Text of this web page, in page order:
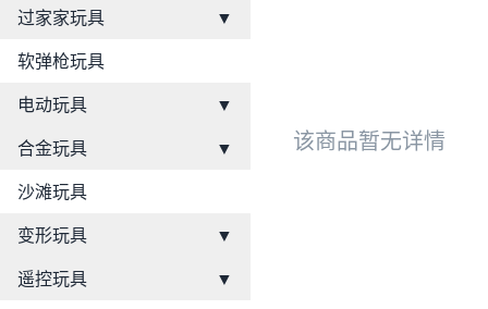
过家家玩具
▼
软弹枪玩具
电动玩具
▼
合金玩具
▼
沙滩玩具
变形玩具
▼
遥控玩具
▼
该商品暂无详情